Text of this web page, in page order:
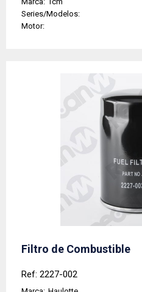
Series/Modelos:
Motor:
Filtro de Combustible
Ref: 2227-002